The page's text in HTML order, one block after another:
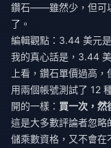
鑽石——雖然少，但可
了。
編輯觀點：3.44 美元
我的真心話是，3.44
上看，鑽石單價過高
用兩個帳號測試了 12
開的一樣： 買一次，然
這是大多數評論者忽
儲乘數資格，又不會